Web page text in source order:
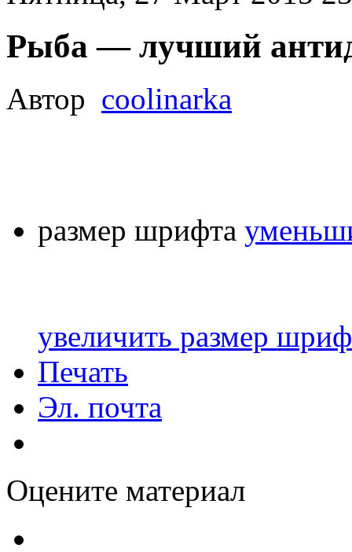
Рыба — лучший
Автор coolinarka
размер шрифта
увеличить размер
Печать
Эл. почта
Оцените материал